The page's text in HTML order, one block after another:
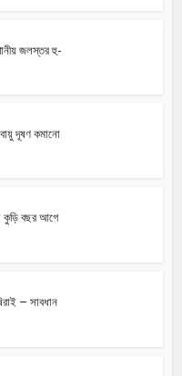
জলস্তর হু-
দূষণ কমানো
কুড়ি বছর আগে
– সাবধান